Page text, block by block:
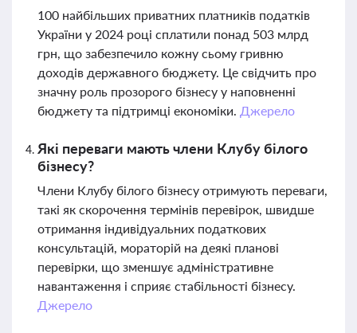
100 найбільших приватних платників податків
України у 2024 році сплатили понад 503 млрд
грн, що забезпечило кожну сьому гривню
доходів державного бюджету. Це свідчить про
значну роль прозорого бізнесу у наповненні
бюджету та підтримці економіки. Джерело
Які переваги мають члени Клубу білого
бізнесу?
Члени Клубу білого бізнесу отримують переваги,
такі як скорочення термінів перевірок, швидше
отримання індивідуальних податкових
консультацій, мораторій на деякі планові
перевірки, що зменшує адміністративне
навантаження і сприяє стабільності бізнесу.
Джерело